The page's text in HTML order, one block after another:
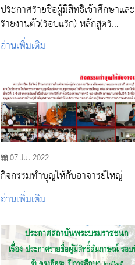
ประกาศรายชื่อผู้มีสิทธิ์เข้าศึกษาและ
รายงานตัว(รอบแรก) หลักสูตร
ประกาศนียบัตรผู้ช่วยพยาบาลใน
โครงการผลิตผู้ช่วยพยาบาลเพื่อพัฒนา
การสร้างสุขภาวะชุมชน ปีการศึกษา
๒๕๖๕
อ่านเพิ่มเติม
07 Jul 2022
กิจกรรมทำบุญให้กับอาจารย์ใหญ่
อ่านเพิ่มเติม